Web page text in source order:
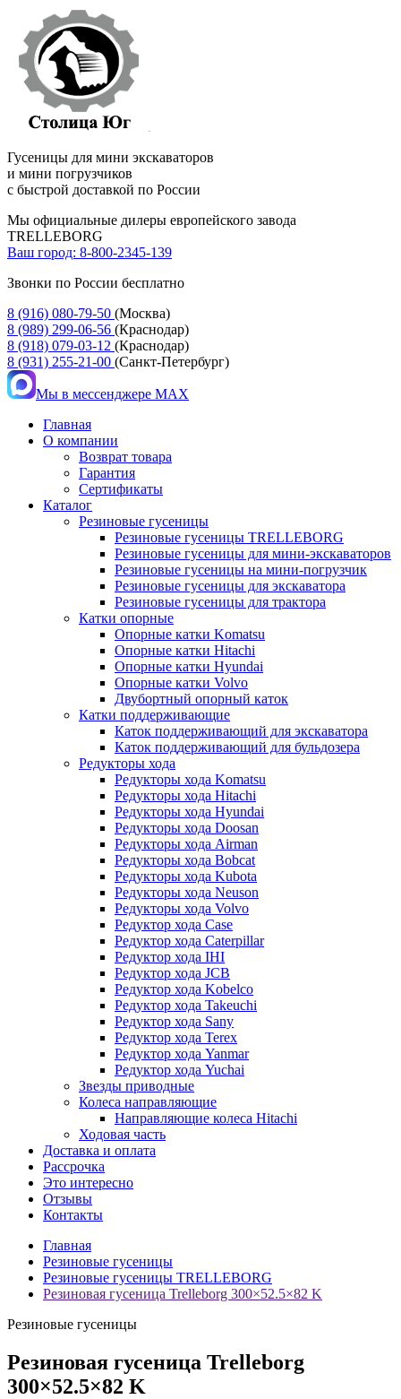
Гусеницы для мини экскаваторов
и мини погрузчиков
с быстрой доставкой по России
Мы официальные дилеры европейского завода
TRELLEBORG
Ваш город: 8-800-2345-139
Звонки по России бесплатно
8 (916) 080-79-50 (Москва)
8 (989) 299-06-56 (Краснодар)
8 (918) 079-03-12 (Краснодар)
8 (931) 255-21-00 (Санкт-Петербург)
Мы в мессенджере MAX
Главная
О компании
Возврат товара
Гарантия
Сертификаты
Каталог
Резиновые гусеницы
Резиновые гусеницы TRELLEBORG
Резиновые гусеницы для мини-экскаваторов
Резиновые гусеницы на мини-погрузчик
Резиновые гусеницы для экскаватора
Резиновые гусеницы для трактора
Катки опорные
Опорные катки Komatsu
Опорные катки Hitachi
Опорные катки Hyundai
Опорные катки Volvo
Двубортный опорный каток
Катки поддерживающие
Каток поддерживающий для экскаватора
Каток поддерживающий для бульдозера
Редукторы хода
Редукторы хода Komatsu
Редукторы хода Hitachi
Редукторы хода Hyundai
Редукторы хода Doosan
Редукторы хода Airman
Редукторы хода Bobcat
Редукторы хода Kubota
Редукторы хода Neuson
Редукторы хода Volvo
Редуктор хода Case
Редуктор хода Caterpillar
Редуктор хода IHI
Редуктор хода JCB
Редуктор хода Kobelco
Редуктор хода Takeuchi
Редуктор хода Sany
Редуктор хода Terex
Редуктор хода Yanmar
Редуктор хода Yuchai
Звезды приводные
Колеса направляющие
Направляющие колеса Hitachi
Ходовая часть
Доставка и оплата
Рассрочка
Это интересно
Отзывы
Контакты
Главная
Резиновые гусеницы
Резиновые гусеницы TRELLEBORG
Резиновая гусеница Trelleborg 300×52.5×82 K
Резиновые гусеницы
Резиновая гусеница Trelleborg
300×52.5×82 K